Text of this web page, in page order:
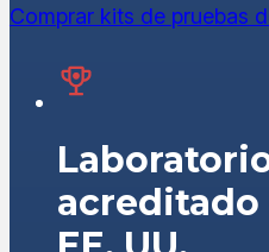
Comprar kits de pruebas
acreditado